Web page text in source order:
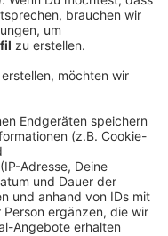
sagt, voller Höhen
das Leben!
man mit der
Sowohl an den
Dingen kann man
macht das Leben
haben wir lange im